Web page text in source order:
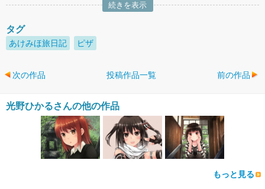
続きを表示
タグ
あけみほ旅日記 ピザ
次の作品 投稿作品一覧 前の作品
光野ひかるさんの他の作品
もっと見る